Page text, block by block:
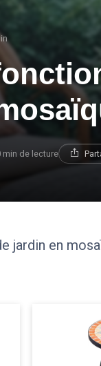
min de lecture
jardin en